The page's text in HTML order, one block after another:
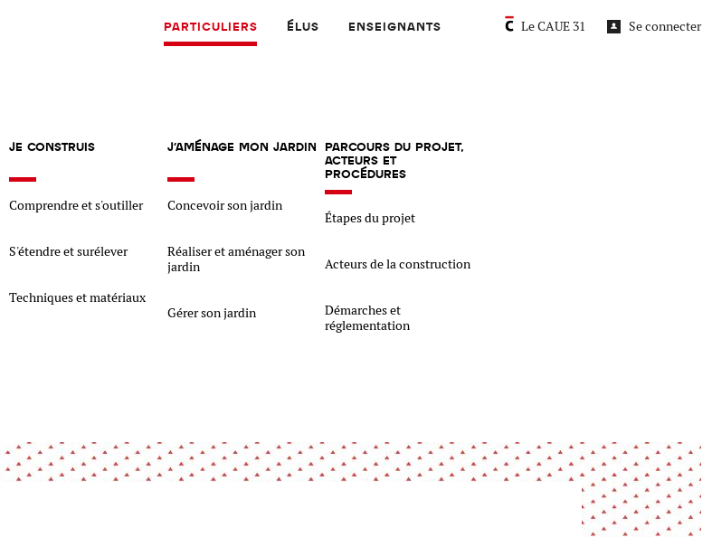
NAVIGATION PROFILS UTILISATEURS
PARTICULIERS ÉLUS ENSEIGNANTS Le CAUE 31 Se connecter
Physique Numérique
Livre Podcast
La terre Le béton
JE CONSTRUIS
Comprendre et s'outiller
S'étendre et surélever
Techniques et matériaux
J'AMÉNAGE MON JARDIN
Concevoir son jardin
Réaliser et aménager son
jardin
Gérer son jardin
PARCOURS DU PROJET,
ACTEURS ET
PROCÉDURES
Étapes du projet
Acteurs de la construction
Démarches et
réglementation